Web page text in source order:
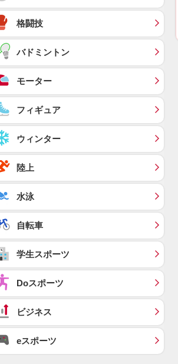
格闘技
バドミントン
モーター
フィギュア
ウィンター
陸上
水泳
自転車
学生スポーツ
Doスポーツ
ビジネス
eスポーツ